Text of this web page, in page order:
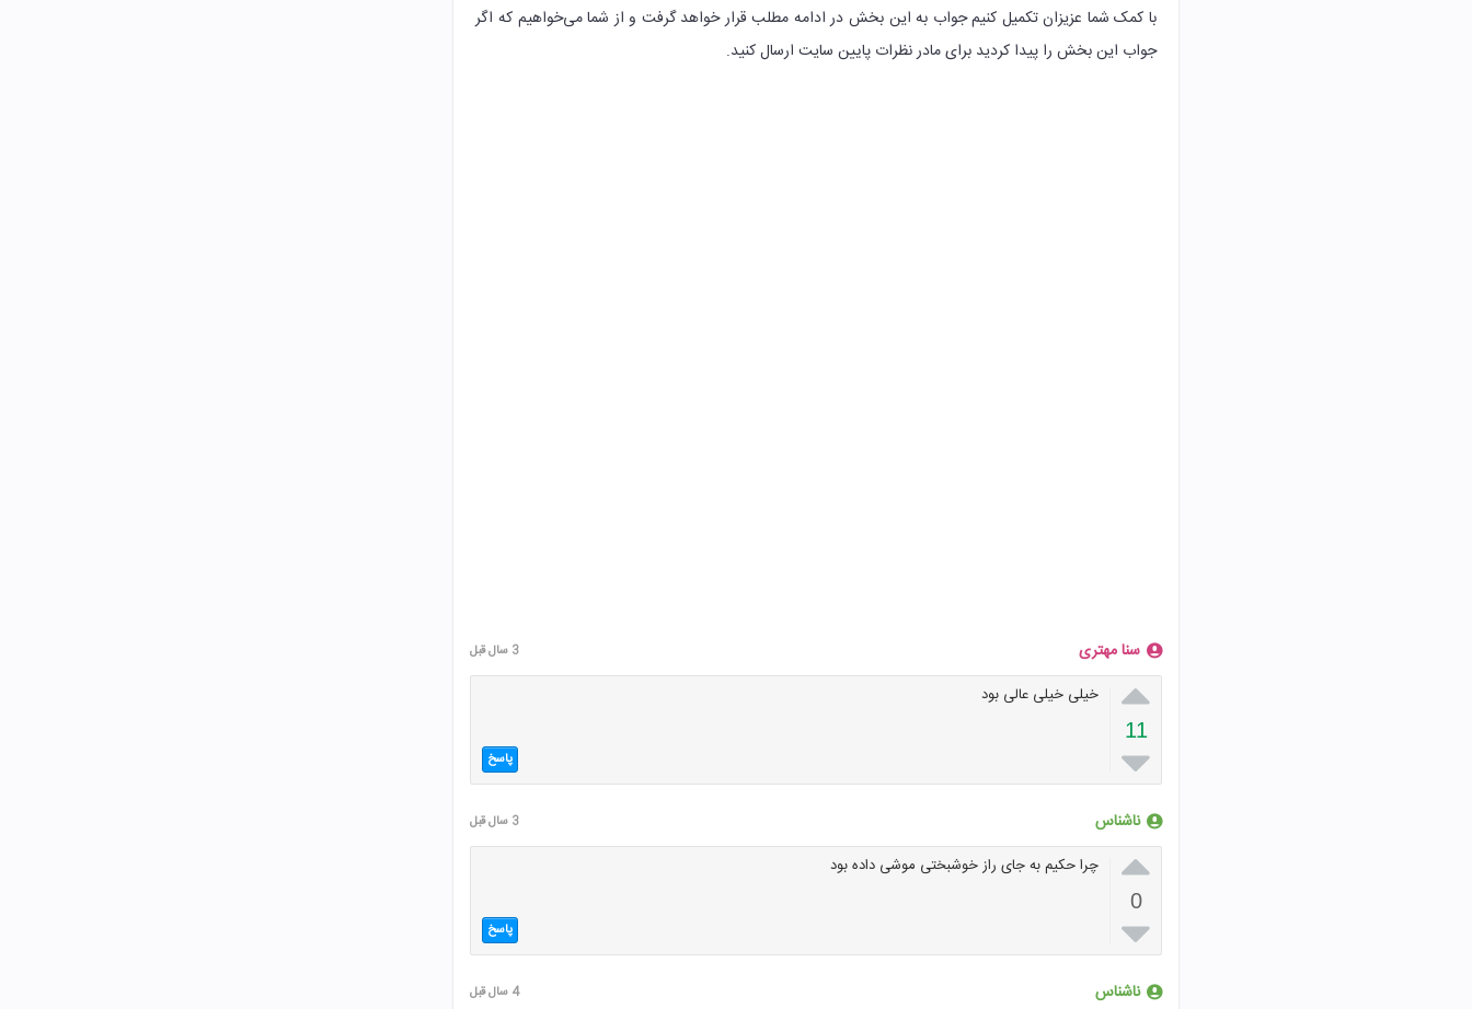
با کمک شما عزیزان تکمیل کنیم جواب به این بخش در ادامه مطلب قرار خواهد گرفت و از شما می‌خواهیم که اگر
جواب این بخش را پیدا کردید برای مادر نظرات پایین سایت ارسال کنید.
سنا مهتری 3 سال قبل

11

خیلی خیلی عالی بود
پاسخ
ناشناس 3 سال قبل

0

چرا حکیم به جای راز خوشبختی موشی داده بود
پاسخ
ناشناس 4 سال قبل